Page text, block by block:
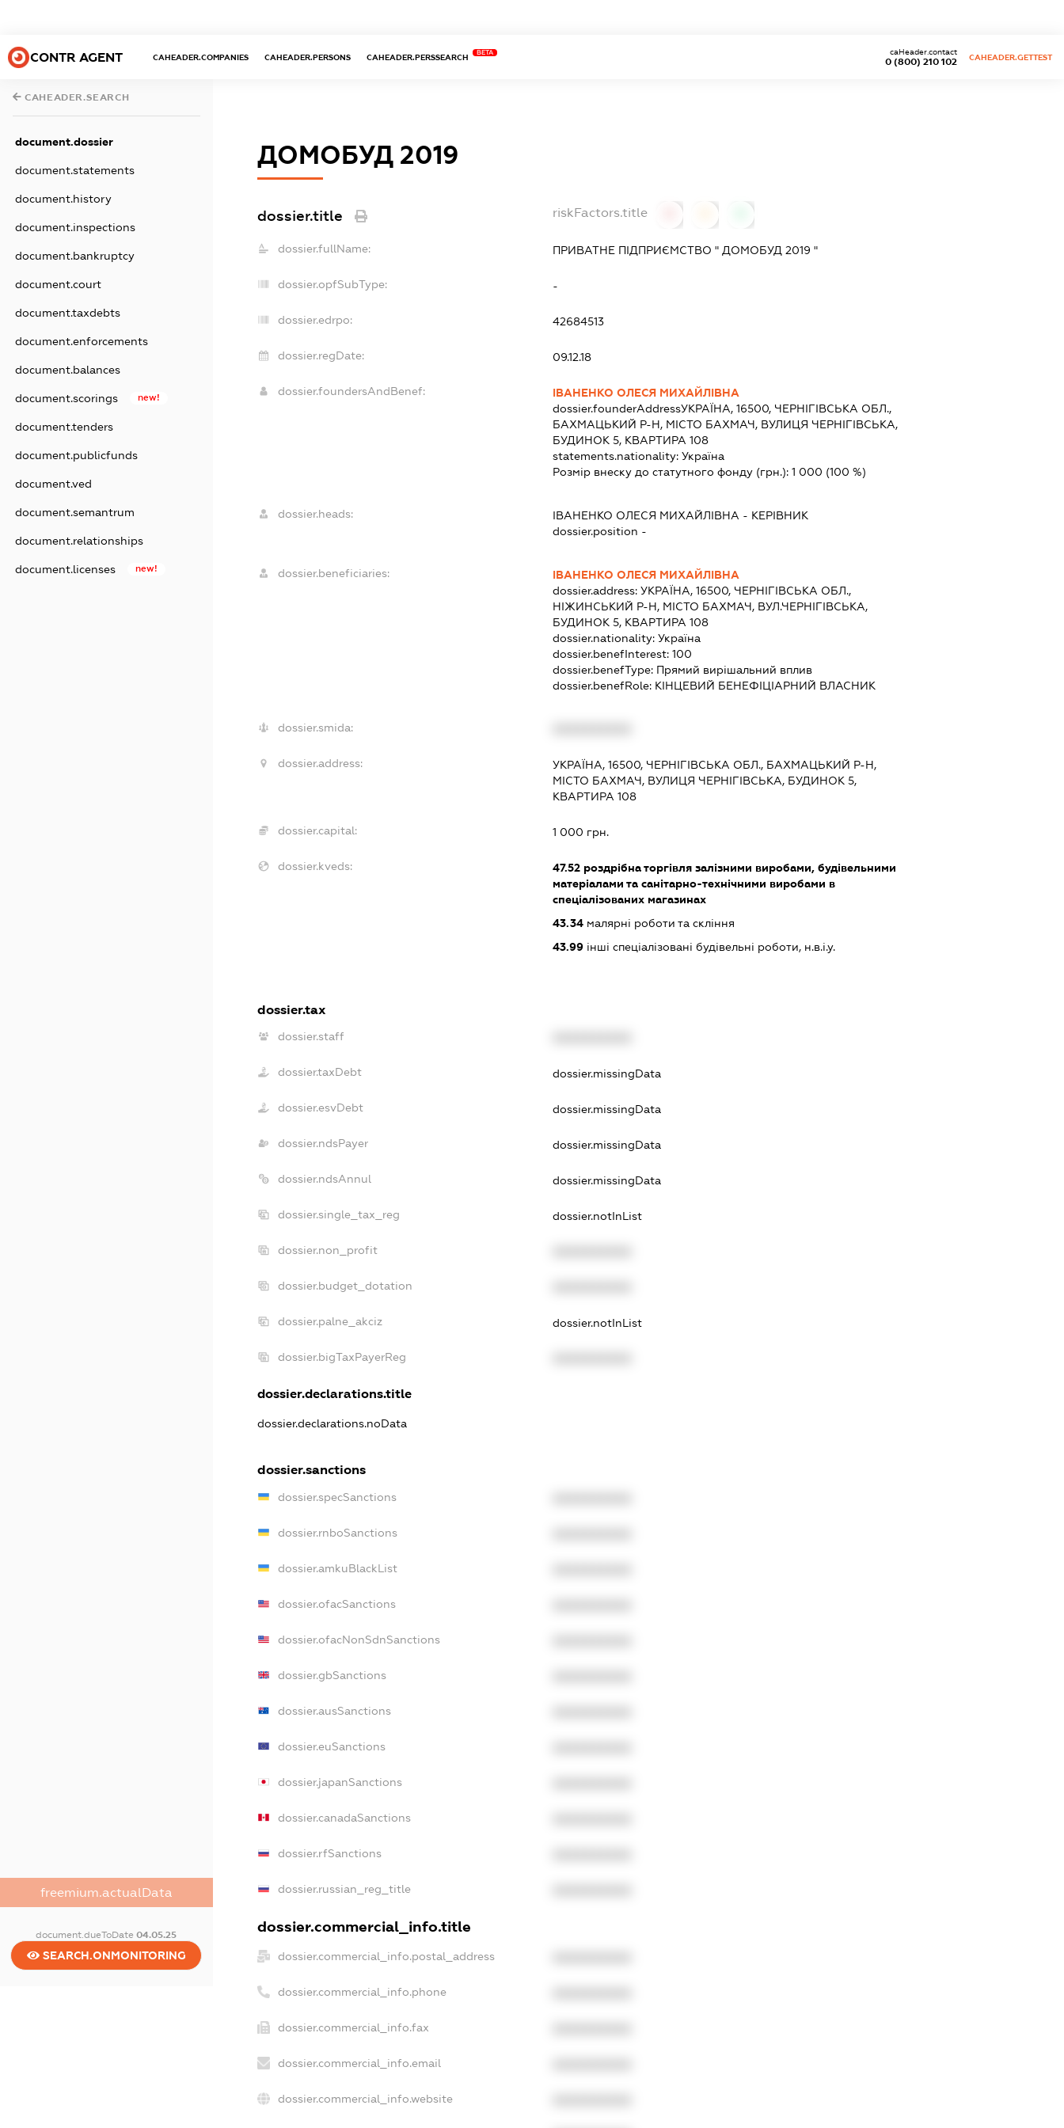
CONTR AGENT CAHEADER.COMPANIES CAHEADER.PERSONS CAHEADER.PERSSEARCH
BETA
0 (800) 210 102
caHeader.contact
CAHEADER.GETTEST
CAHEADER.SEARCH
document.dossier
document.statements
document.history
document.inspections
document.bankruptcy
document.court
document.taxdebts
document.enforcements
document.balances
document.scorings new!
document.tenders
document.publicfunds
document.ved
document.semantrum
document.relationships
document.licenses new!
freemium.actualData
document.dueToDate04.05.25
SEARCH.ONMONITORING
ДОМОБУД 2019
dossier.title riskFactors.title
dossier.fullName: ПРИВАТНЕ ПІДПРИЄМСТВО " ДОМОБУД 2019 "
dossier.opfSubType: -
dossier.edrpo: 42684513
dossier.regDate: 09.12.18
dossier.foundersAndBenef:
ІВАНЕНКО ОЛЕСЯ МИХАЙЛІВНА
dossier.founderAddressУКРАЇНА, 16500, ЧЕРНІГІВСЬКА ОБЛ.,
БАХМАЦЬКИЙ Р-Н, МІСТО БАХМАЧ, ВУЛИЦЯ ЧЕРНІГІВСЬКА,
БУДИНОК 5, КВАРТИРА 108
statements.nationality: Україна
Розмір внеску до статутного фонду (грн.): 1 000 (100 %)
dossier.heads: ІВАНЕНКО ОЛЕСЯ МИХАЙЛІВНА - КЕРІВНИК
dossier.position -
dossier.beneficiaries:
ІВАНЕНКО ОЛЕСЯ МИХАЙЛІВНА
dossier.address: УКРАЇНА, 16500, ЧЕРНІГІВСЬКА ОБЛ.,
НІЖИНСЬКИЙ Р-Н, МІСТО БАХМАЧ, ВУЛ.ЧЕРНІГІВСЬКА,
БУДИНОК 5, КВАРТИРА 108
dossier.nationality: Україна
dossier.benefInterest: 100
dossier.benefType: Прямий вирішальний вплив
dossier.benefRole: КІНЦЕВИЙ БЕНЕФІЦІАРНИЙ ВЛАСНИК
dossier.smida:
dossier.address:
УКРАЇНА, 16500, ЧЕРНІГІВСЬКА ОБЛ., БАХМАЦЬКИЙ Р-Н,
МІСТО БАХМАЧ, ВУЛИЦЯ ЧЕРНІГІВСЬКА, БУДИНОК 5,
КВАРТИРА 108
dossier.capital: 1 000 грн.
dossier.kveds: 47.52роздрібна торгівля залізними виробами, будівельними
матеріалами та санітарно-технічними виробами в
спеціалізованих магазинах
43.34малярні роботи та скління
43.99інші спеціалізовані будівельні роботи, н.в.і.у.
dossier.tax
dossier.staff
dossier.taxDebt dossier.missingData
dossier.esvDebt dossier.missingData
dossier.ndsPayer dossier.missingData
dossier.ndsAnnul dossier.missingData
dossier.single_tax_reg dossier.notInList
dossier.non_profit
dossier.budget_dotation
dossier.palne_akciz dossier.notInList
dossier.bigTaxPayerReg
dossier.declarations.title
dossier.declarations.noData
dossier.sanctions
dossier.specSanctions
dossier.rnboSanctions
dossier.amkuBlackList
dossier.ofacSanctions
dossier.ofacNonSdnSanctions
dossier.gbSanctions
dossier.ausSanctions
dossier.euSanctions
dossier.japanSanctions
dossier.canadaSanctions
dossier.rfSanctions
dossier.russian_reg_title
dossier.commercial_info.title
dossier.commercial_info.postal_address
dossier.commercial_info.phone
dossier.commercial_info.fax
dossier.commercial_info.email
dossier.commercial_info.website